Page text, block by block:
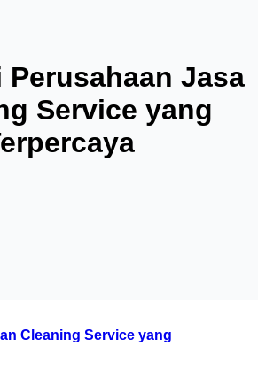
Perusahaan Jasa
Service yang
Cleaning Service yang